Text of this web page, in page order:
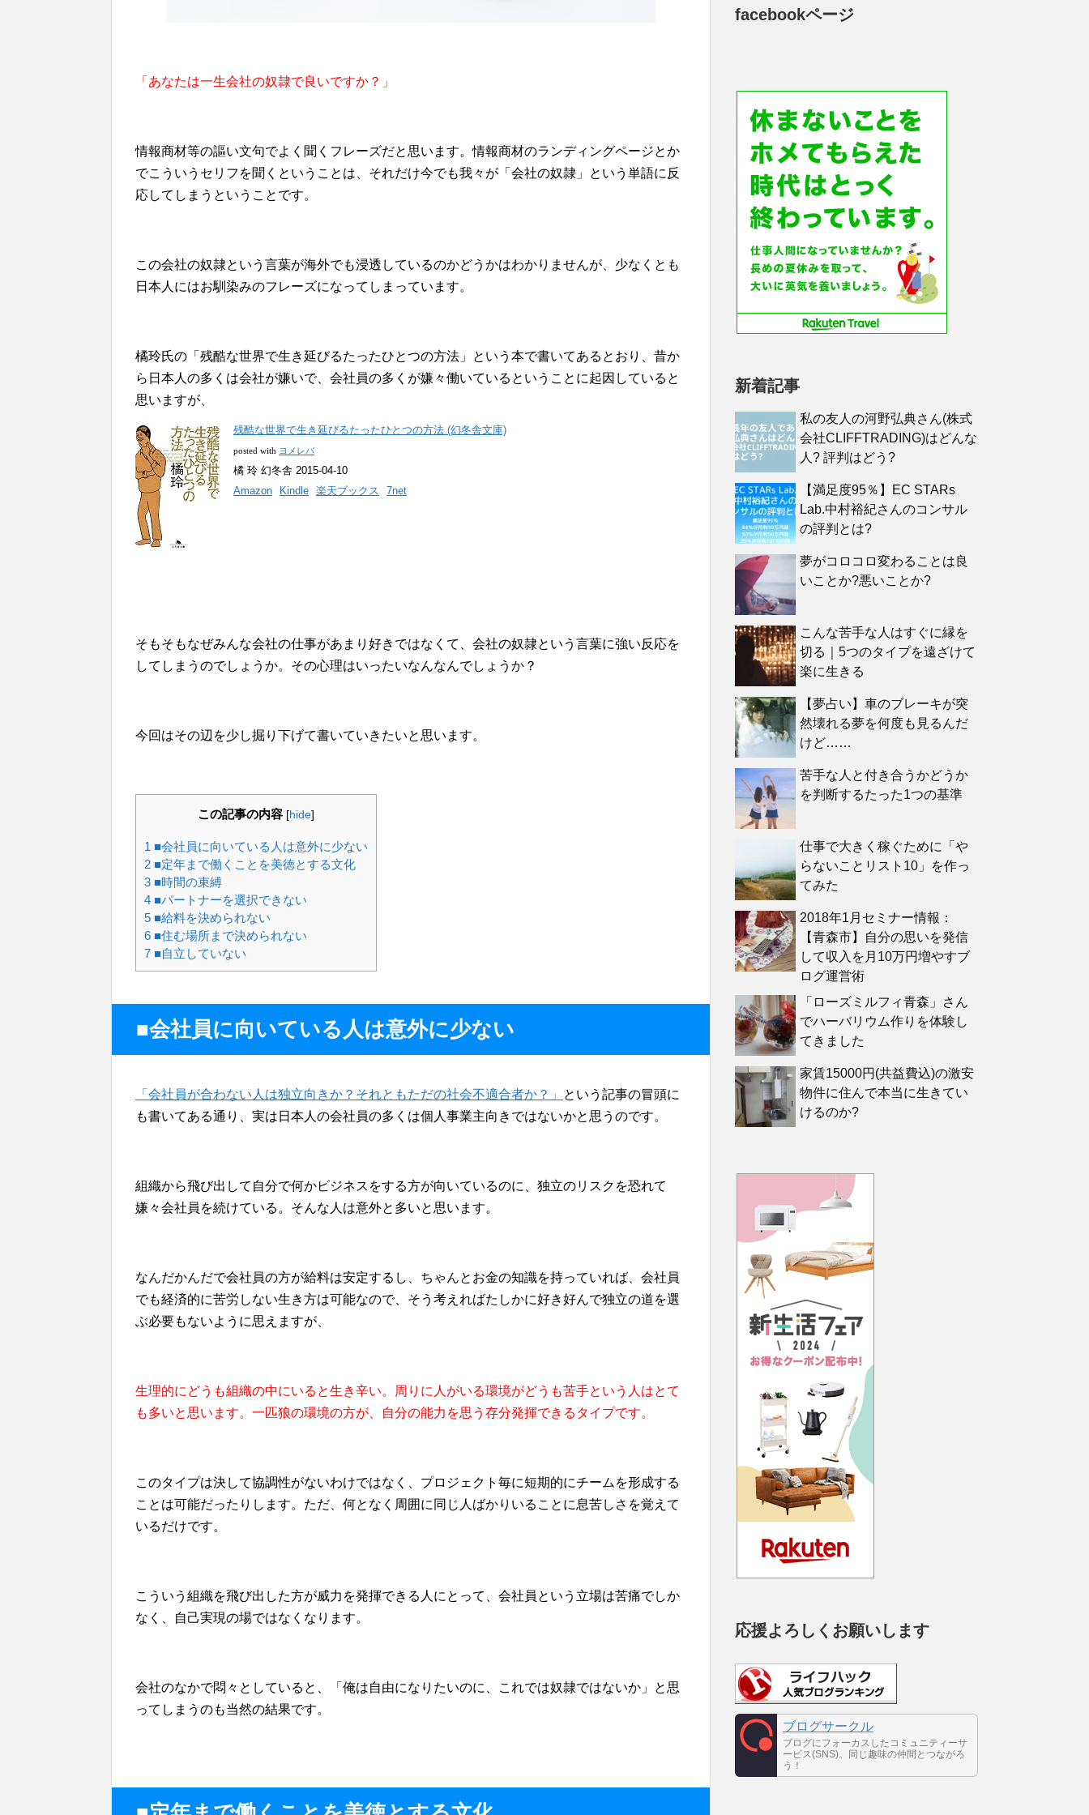
「あなたは一生会社の奴隷で良いですか？」
情報商材等の謳い文句でよく聞くフレーズだと思います。情報商材のランディングページとか
でこういうセリフを聞くということは、それだけ今でも我々が「会社の奴隷」という単語に反
応してしまうということです。
この会社の奴隷という言葉が海外でも浸透しているのかどうかはわかりませんが、少なくとも
日本人にはお馴染みのフレーズになってしまっています。
橘玲氏の「残酷な世界で生き延びるたったひとつの方法」という本で書いてあるとおり、昔か
ら日本人の多くは会社が嫌いで、会社員の多くが嫌々働いているということに起因していると
思いますが、
残酷な世界で生き延びるたったひとつの方法 (幻冬舎文庫)
posted with ヨメレバ
橘 玲 幻冬舎 2015-04-10
Amazon
Kindle 楽天ブックス 7net
そもそもなぜみんな会社の仕事があまり好きではなくて、会社の奴隷という言葉に強い反応を
してしまうのでしょうか。その心理はいったいなんなんでしょうか？
今回はその辺を少し掘り下げて書いていきたいと思います。
この記事の内容 [hide]
1 ■会社員に向いている人は意外に少ない
2 ■定年まで働くことを美徳とする文化
3 ■時間の束縛
4 ■パートナーを選択できない
5 ■給料を決められない
6 ■住む場所まで決められない
7 ■自立していない
■会社員に向いている人は意外に少ない
「会社員が合わない人は独立向きか？それともただの社会不適合者か？」
という記事の冒頭に
も書いてある通り、実は日本人の会社員の多くは個人事業主向きではないかと思うのです。
組織から飛び出して自分で何かビジネスをする方が向いているのに、独立のリスクを恐れて
嫌々会社員を続けている。そんな人は意外と多いと思います。
なんだかんだで会社員の方が給料は安定するし、ちゃんとお金の知識を持っていれば、会社員
でも経済的に苦労しない生き方は可能なので、そう考えればたしかに好き好んで独立の道を選
ぶ必要もないように思えますが、
生理的にどうも組織の中にいると生き辛い。周りに人がいる環境がどうも苦手という人はとて
も多いと思います。一匹狼の環境の方が、自分の能力を思う存分発揮できるタイプです。
このタイプは決して協調性がないわけではなく、プロジェクト毎に短期的にチームを形成する
ことは可能だったりします。ただ、何となく周囲に同じ人ばかりいることに息苦しさを覚えて
いるだけです。
こういう組織を飛び出した方が威力を発揮できる人にとって、会社員という立場は苦痛でしか
なく、自己実現の場ではなくなります。
会社のなかで悶々としていると、「俺は自由になりたいのに、これでは奴隷ではないか」と思
ってしまうのも当然の結果です。
facebookページ
新着記事
私の友人の河野弘典さん(株式
会社CLIFFTRADING)はどんな
人? 評判はどう?
【満足度95％】EC STARs
Lab.中村裕紀さんのコンサル
の評判とは?
夢がコロコロ変わることは良
いことか?悪いことか?
こんな苦手な人はすぐに縁を
切る｜5つのタイプを遠ざけて
楽に生きる
【夢占い】車のブレーキが突
然壊れる夢を何度も見るんだ
けど……
苦手な人と付き合うかどうか
を判断するたった1つの基準
仕事で大きく稼ぐために「や
らないことリスト10」を作っ
てみた
2018年1月セミナー情報：
【青森市】自分の思いを発信
して収入を月10万円増やすブ
ログ運営術
「ローズミルフィ青森」さん
でハーバリウム作りを体験し
てきました
家賃15000円(共益費込)の激安
物件に住んで本当に生きてい
けるのか?
応援よろしくお願いします
ブログサークル
ブログにフォーカスしたコミュニティーサ
ービス(SNS)。同じ趣味の仲間とつながろ
う！